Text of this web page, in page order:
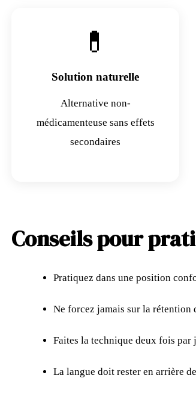
💊
Solution naturelle
Alternative non-
médicamenteuse sans effets
secondaires
Conseils pour
Pratiquez dans une position
Ne forcez jamais sur la rétention
Faites la technique deux fois
La langue doit rester en arrière